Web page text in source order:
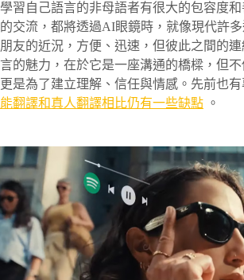
學習自己語言的非母語者有很大的包容度
的交流，都將透過AI眼鏡時，就像現代許
朋友的近況，方便、迅速，但彼此之間的
言的魅力，在於它是一座溝通的橋樑，但不
更是為了建立理解、信任與情感。先前也有
能翻譯和真人翻譯相比仍有一些缺點 。